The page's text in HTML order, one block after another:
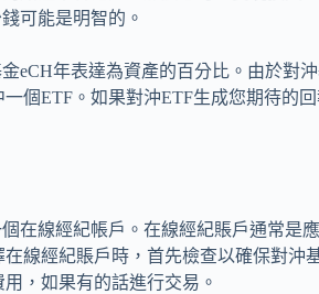
可能是明智的。
eCH年表達為資產的百分比。由於對
個ETF。如果對沖ETF生成您期待的
在線經紀帳戶。在線經紀賬戶通常是
線經紀賬戶時，首先檢查以確保對沖
，如果有的話進行交易。